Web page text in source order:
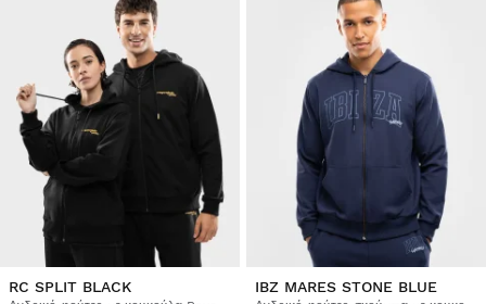
RC SPLIT BLACK IBZ MARES STONE BLUE